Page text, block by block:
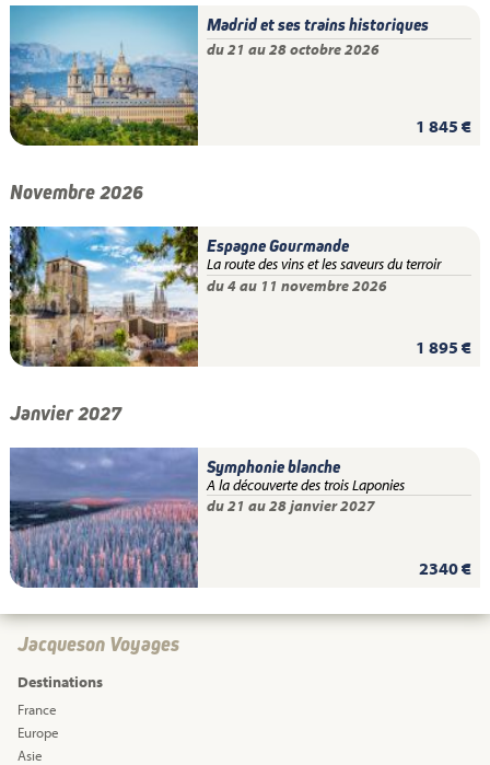
Madrid et ses trains historiques
du 21 au 28 octobre 2026
1 845 €
Novembre 2026
Espagne Gourmande
La route des vins et les saveurs du terroir
du 4 au 11 novembre 2026
1 895 €
Janvier 2027
Symphonie blanche
A la découverte des trois Laponies
du 21 au 28 janvier 2027
2340 €
Jacqueson Voyages
Destinations
France
Europe
Asie